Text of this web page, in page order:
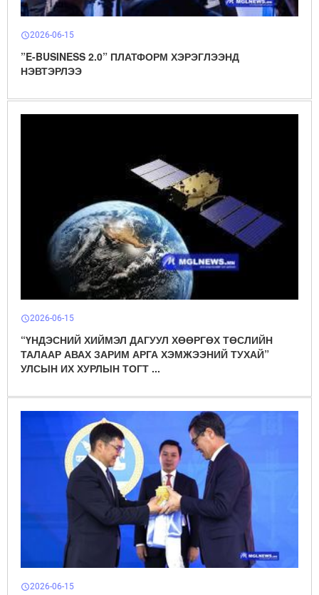
schedule2026-06-15
”E-BUSINESS 2.0” ПЛАТФОРМ ХЭРЭГЛЭЭНД
НЭВТЭРЛЭЭ
schedule2026-06-15
“ҮНДЭСНИЙ ХИЙМЭЛ ДАГУУЛ ХӨӨРГӨХ ТӨСЛИЙН
ТАЛААР АВАХ ЗАРИМ АРГА ХЭМЖЭЭНИЙ ТУХАЙ”
УЛСЫН ИХ ХУРЛЫН ТОГТ ...
schedule2026-06-15